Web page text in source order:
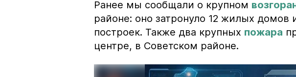
Ранее мы сообщали о крупном
районе: оно затронуло 12 жилых домов
построек. Также два крупных пожара
центре, в Советском районе.